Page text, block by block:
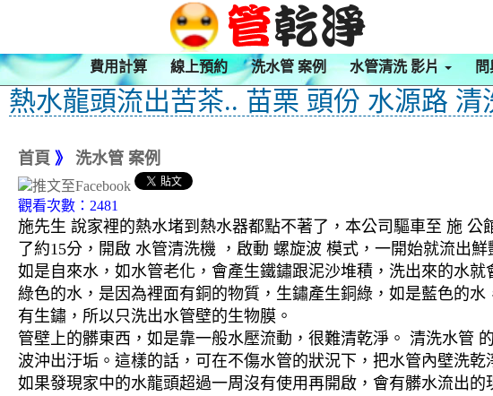
費用計算 線上預約 洗水管 案例 水管清洗 影片
熱水龍頭流出苦茶.. 苗栗 頭份 水源路 清
首頁 》 洗水管 案例
觀看次數：2481
施先生 說家裡的熱水堵到熱水器都點不著了，本公司驅車至 施
了約15分，開啟 水管清洗機 ，啟動 螺旋波 模式，一開始就流出
如是自來水，如水管老化，會產生鐵鏽跟泥沙堆積，洗出來的水
綠色的水，是因為裡面有銅的物質，生鏽產生銅綠，如是藍色的
有生鏽，所以只洗出水管壁的生物膜。
管壁上的髒東西，如是靠一般水壓流動，很難清乾淨。 清洗水管
波沖出汙垢。這樣的話，可在不傷水管的狀況下，把水管內壁洗乾
如果發現家中的水龍頭超過一周沒有使用再開啟，會有髒水流出